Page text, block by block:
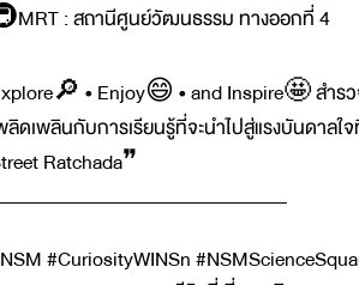
: สถานีศูนย์วัฒนธรรม ทางออกที่ 4
• Enjoy😄 • and Inspire🤩 สำรว
ลิดเพลินกับการเรียนรู้ที่จะนำไปสู่แรงบันดาล
Ratchada❞
#CuriosityWINSn